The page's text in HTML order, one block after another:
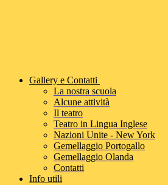
Gallery e Contatti
La nostra scuola
Alcune attività
Il teatro
Teatro in Lingua Inglese
Nazioni Unite - New York
Gemellaggio Portogallo
Gemellaggio Olanda
Contatti
Info utili